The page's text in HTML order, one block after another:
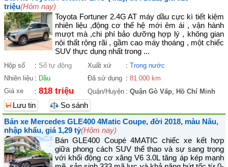
triệu(Hôm nay)
Toyota Fortuner 2.4G AT máy dầu cực kì tiết kiệm
nhiên liệu ,động cơ thế hệ mới êm ái , vận hành
mượt mà ,chi phí bảo dưỡng hợp lý , không gian
nội thất rộng rãi , gầm cao máy thoáng , một chiếc
SUV thực dụng nhất trong ...
Hộp số : Số tự động Xuất xứ : Trong nước
Nhiên liệu : Dầu Đã sử dụng : 81.000 km
Giá xe
: 818 triệu Quận/Huyện : Quận Gò Vấp, Hồ Chí Minh
Lưu tin
So sánh
Bán xe Mercedes GLE400 4Matic Coupe, đời 2018, màu Nâu,
nhập khẩu, giá 1,29 tỷ(Hôm nay)
Bán GLE400 Coupé 4MATIC chiếc xe kết hợp
giữa phong cách SUV thể thao và sự sang trọng
với khối động cơ xăng V6 3.0L tăng áp kép mạnh